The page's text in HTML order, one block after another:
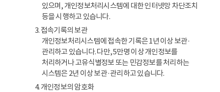
있으며, 개인정보처리시스템에 대한 인터넷망 차단조치
등을 시행하고 있습니다.
3. 접속기록의 보관
개인정보처리시스템에 접속한 기록은 1년 이상 보관·
관리하고 있습니다. 다만, 5만명 이상 개인정보를
처리하거나 고유식별정보 또는 민감정보를 처리하는
시스템은 2년 이상 보관·관리하고 있습니다.
4. 개인정보의 암호화